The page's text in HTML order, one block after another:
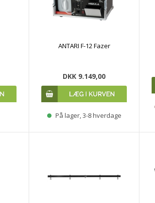
ANTARI F-12 Fazer
DKK 9.149,00
På lager, 3-8 hverdage